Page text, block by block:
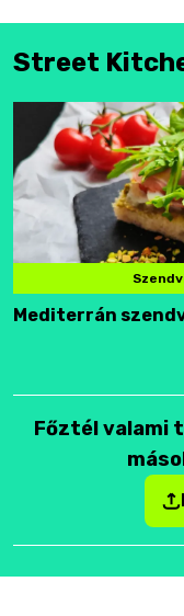
Street
Mediterrán
Főztél valami